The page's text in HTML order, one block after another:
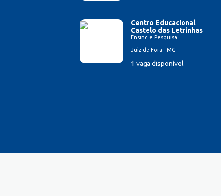
Fiscal de Caixa
Garagista
Centro Educacional
Castelo das Letrinhas
Ensino e Pesquisa
Juiz de Fora - MG
1 vaga disponível